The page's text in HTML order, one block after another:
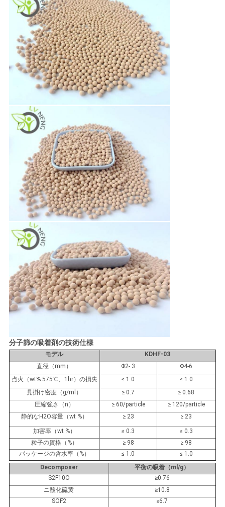
事
見
を
依
頼
す
る
地
図
PRIVACY
POLICY
分子篩の吸着剤の技術仕様
モデル
KDHF-03
直径（mm）
Φ2- 3 Φ4-6
点火（wt%.575℃、1hr）の損失
≤ 1.0 ≤ 1.0
見掛け密度（g/ml）
≥ 0.7 ≥ 0.68
圧縮強さ（n）
≥60/particle ≥120/particle
静的なH 2O容量（wt %） ≥23 ≥ 23
加害率（wt %） ≤ 0.3 ≤ 0.3
粒子の資格（%） ≥98 ≥ 98
パッケージの含水率（%）
≤ 1.0 ≤ 1.0
Decomposer
平衡の吸着（ml/g）
S2F10O
≥0.76
ニ酸化硫黄
≥10.8
SOF2
≥6.7